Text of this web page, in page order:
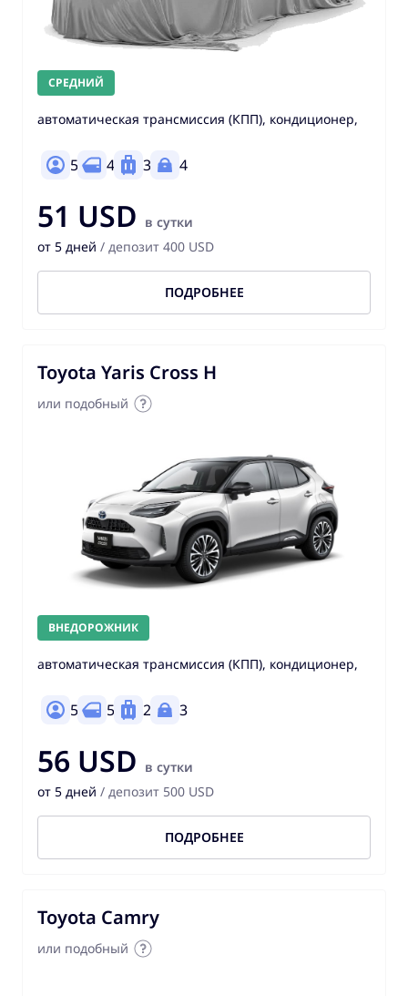
СРЕДНИЙ
автоматическая трансмиссия (КПП), кондиционер,
5 4 3 4
51 USD в сутки
от 5 дней / депозит 400 USD
ПОДРОБНЕЕ
Toyota Yaris Cross H
или подобный
ВНЕДОРОЖНИК
автоматическая трансмиссия (КПП), кондиционер,
5 5 2 3
56 USD в сутки
от 5 дней / депозит 500 USD
ПОДРОБНЕЕ
Toyota Camry
или подобный